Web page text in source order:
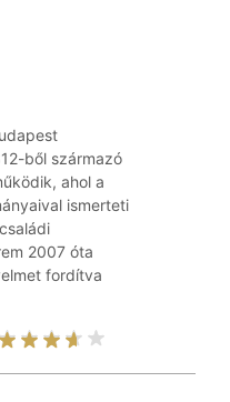
ből származó
ahol a
ismerteti
2007 óta
fordítva